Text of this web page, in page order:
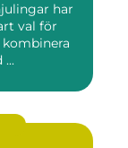
har
val för